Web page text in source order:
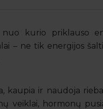
kurio priklauso
– ne tik energijos
kaupia ir naudoja
veiklai, hormonų